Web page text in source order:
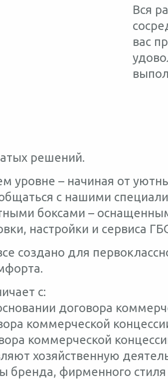
Вся
вас
решений.
уровне – начиная от
с нашими
боксами –
настройки и сервиса
создано для
с:
договора
коммерческой
коммерческой
хозяйственную
бренда, фирменного